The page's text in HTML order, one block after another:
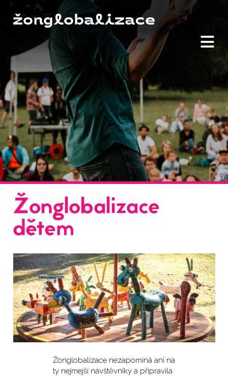
≡
Žonglobalizace
dětem
Žonglobalizace nezapomíná ani na
ty nejmejší návštěvníky a připravila